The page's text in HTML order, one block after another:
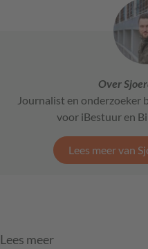
Over
Journalist en onderzoeker
voor iBestuur en
Lees meer van
Lees meer